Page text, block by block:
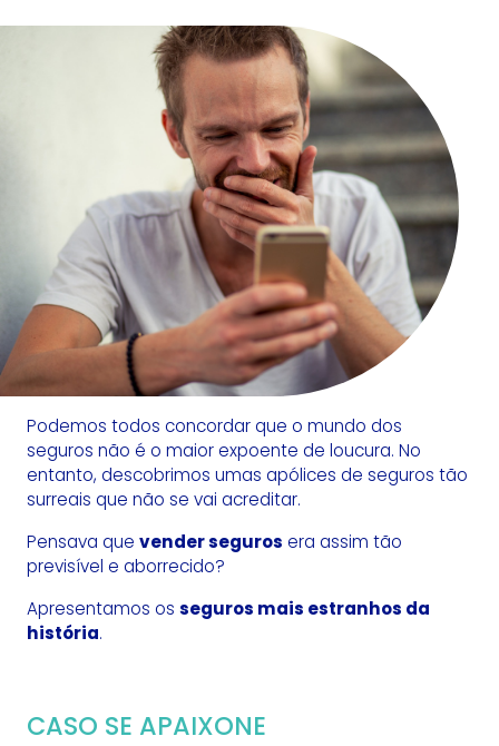
Podemos todos concordar que o mundo dos
seguros não é o maior expoente de loucura. No
entanto, descobrimos umas apólices de seguros tão
surreais que não se vai acreditar.
Pensava que vender seguros era assim tão
previsível e aborrecido?
Apresentamos os seguros mais estranhos da
história.
CASO SE APAIXONE